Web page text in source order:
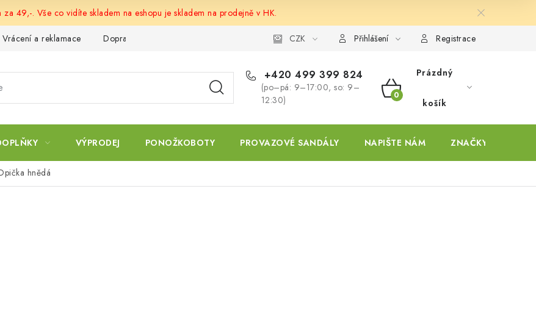
za 49,-. Vše co vidíte skladem na eshopu je skladem na prodejně v HK.
Vrácení a reklamace Doprava a platba CZK Přihlášení Registrace
+420 499 399 824
(po–pá: 9–17:00, so: 9–
12:30)
NÁKUPNÍ
KOŠÍK
Prázdný
košík
VÝPRODEJ PONOŽKOBOTY PROVAZOVÉ SANDÁLY NAPIŠTE NÁM ZNAČKY
hnědá